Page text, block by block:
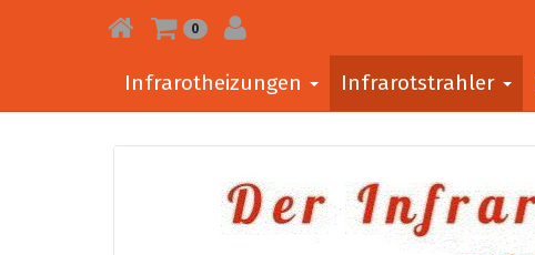
0
Infrarotheizungen Infrarotstrahler